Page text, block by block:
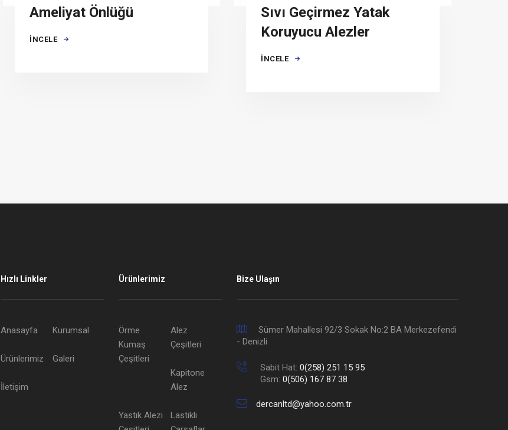
Ameliyat Önlüğü
İNCELE
Sıvı Geçirmez Yatak
Koruyucu Alezler
İNCELE
Hızlı Linkler
Anasayfa Kurumsal
Ürünlerimiz Galeri
İletişim
Ürünlerimiz
Örme
Kumaş
Çeşitleri
Alez
Çeşitleri
Kapitone
Alez
Yastık Alezi
Lastikli
Bize Ulaşın
Sümer Mahallesi 92/3 Sokak No:2 BA Merkezefendi
- Denizli
Sabit Hat: 0(258) 251 15 95
Gsm: 0(506) 167 87 38
dercanltd@yahoo.com.tr